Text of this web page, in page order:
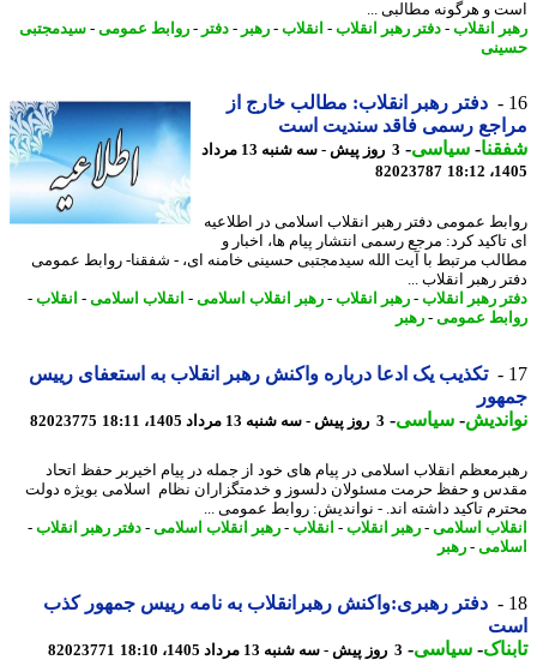
و هرگونه مطالبی ...
انقلاب-دفتر رهبر انقلاب-انقلاب-رهبر -دفتر -روابط عمومی-سیدمجتبی
دفتر رهبر انقلاب: مطالب خارج از
رسمی فاقد سندیت است
-سیاسی-
3 روز پیش - سه شنبه 13 مرداد
82023787
عمومی دفتر رهبر انقلاب اسلامی در اطلاعیه
کرد: مرجع رسمی انتشار پیام ها، اخبار و
مرتبط با آیت الله سیدمجتبی حسینی خامنه ای، - شفقنا- روابط عمومی
رهبر انقلاب ...
رهبر انقلاب-رهبر انقلاب-رهبر انقلاب اسلامی-انقلاب اسلامی-انقلاب-
عمومی-رهبر
تکذیب یک ادعا درباره واکنش رهبر انقلاب به استعفای رییس
-سیاسی-3 روز پیش - سه شنبه 13 مرداد 1405، 18:11 82023775
انقلاب اسلامی در پیام های خود از جمله در پیام اخیربر حفظ اتحاد
و حفظ حرمت مسئولان دلسوز و خدمتگزاران نظام اسلامی بویژه دولت
تاکید داشته اند. - نواندیش: روابط عمومی ...
اسلامی-رهبر انقلاب-انقلاب-رهبر انقلاب اسلامی-دفتر رهبر انقلاب-
-رهبر
دفتر رهبری:واکنش رهبرانقلاب به نامه رییس جمهور کذب
-سیاسی-3 روز پیش - سه شنبه 13 مرداد 1405، 18:10 82023771